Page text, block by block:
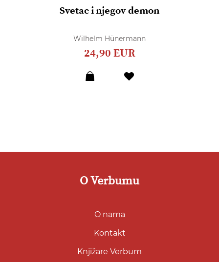
Svetac i njegov demon
Wilhelm Hünermann
24,90 EUR
O Verbumu
O nama
Kontakt
Knjižare Verbum